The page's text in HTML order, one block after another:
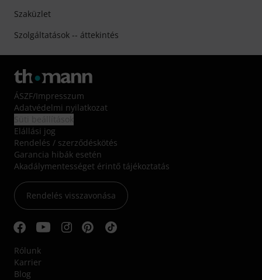
Szaküzlet
Szolgáltatások -- áttekintés
ÁSZF/Impresszum
Adatvédelmi nyilatkozat
Elállási jog
Rendelés / szerződéskötés
Garancia hibák esetén
Akadálymentességet érintő tájékoztatás
Rendelés visszavonása
Rólunk
Karrier
Blog